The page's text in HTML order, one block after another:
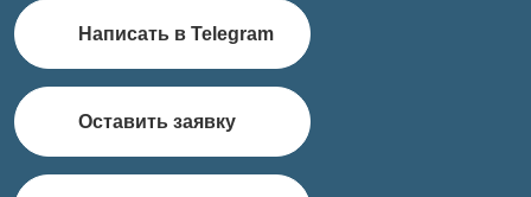
Написать в Telegram
Оставить заявку